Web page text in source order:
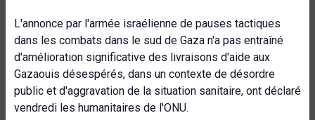
L'annonce par l'armée israélienne de pauses tactiques
dans les combats dans le sud de Gaza n'a pas entraîné
d'amélioration significative des livraisons d'aide aux
Gazaouis désespérés, dans un contexte de désordre
public et d'aggravation de la situation sanitaire, ont déclaré
vendredi les humanitaires de l'ONU.